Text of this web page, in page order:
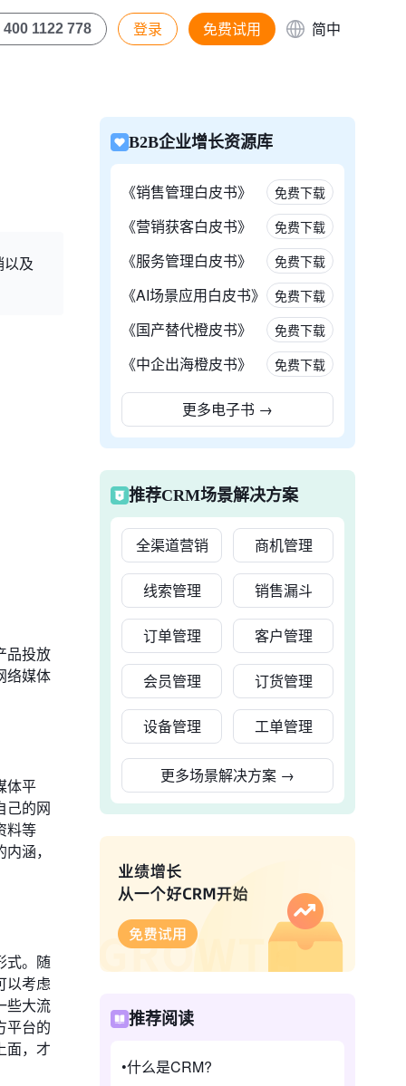
400 1122 778 登录 免费试用 简中
及
品投放
络媒体
体平
己的网
料等
涵，
式。随
以考虑
些大流
平台的
面，才
B2B企业增长资源库
《销售管理白皮书》 免费下载
《营销获客白皮书》 免费下载
《服务管理白皮书》 免费下载
《AI场景应用白皮书》 免费下载
《国产替代橙皮书》 免费下载
《中企出海橙皮书》 免费下载
更多电子书 →
推荐CRM场景解决方案
全渠道营销 商机管理
线索管理 销售漏斗
订单管理 客户管理
会员管理 订货管理
设备管理 工单管理
更多场景解决方案 →
推荐阅读
什么是CRM?